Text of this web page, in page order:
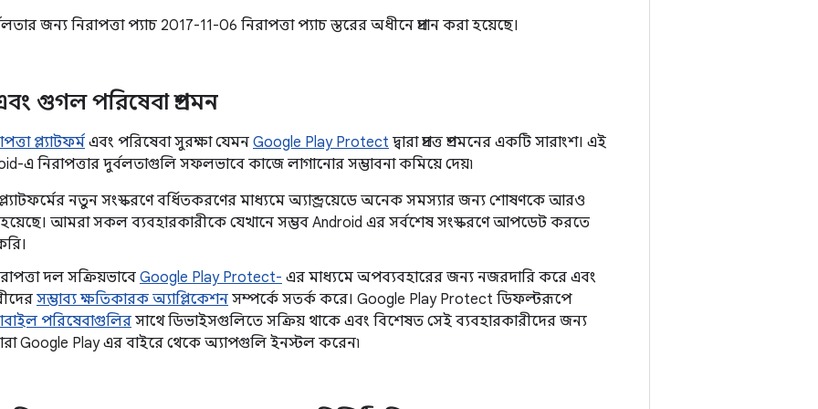
জন্য নিরাপত্তা প্যাচ 2017-11-06 নিরাপত্তা প্যাচ স্তরের অধীনে প্রদান করা হয়েছে।
গুগল পরিষেবা প্রশমন
প্ল্যাটফর্ম এবং পরিষেবা সুরক্ষা যেমন Google Play Protect দ্বারা প্রদত্ত প্রশমনের একটি সারাংশ। এই
এ নিরাপত্তার দুর্বলতাগুলি সফলভাবে কাজে লাগানোর সম্ভাবনা কমিয়ে দেয়৷
প্ল্যাটফর্মের নতুন সংস্করণে বর্ধিতকরণের মাধ্যমে অ্যান্ড্রয়েডে অনেক সমস্যার জন্য শোষণকে আরও
আমরা সকল ব্যবহারকারীকে যেখানে সম্ভব Android এর সর্বশেষ সংস্করণে আপডেট করতে
দল সক্রিয়ভাবে Google Play Protect- এর মাধ্যমে অপব্যবহারের জন্য নজরদারি করে এবং
সম্ভাব্য ক্ষতিকারক অ্যাপ্লিকেশন সম্পর্কে সতর্ক করে। Google Play Protect ডিফল্টরূপে
পরিষেবাগুলির সাথে ডিভাইসগুলিতে সক্রিয় থাকে এবং বিশেষত সেই ব্যবহারকারীদের জন্য
Google Play এর বাইরে থেকে অ্যাপগুলি ইনস্টল করেন৷